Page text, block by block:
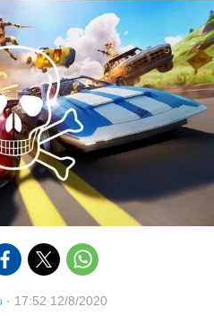
· 17:52 12/8/2020